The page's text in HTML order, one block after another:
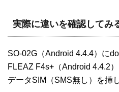
実際に違いを確認してみ
SO-02G（Android 4.4.4）に
FLEAZ F4s+（Android 4.4.2
データSIM（SMS無し）を挿